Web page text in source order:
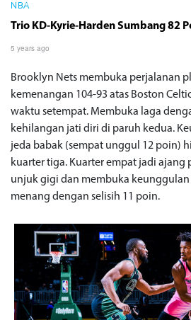
NBA
Trio KD-Kyrie-Harden Sumbang 82
5 years ago
Brooklyn Nets membuka perjalanan
kemenangan 104-93 atas Boston
waktu setempat. Membuka laga
kehilangan jati diri di paruh kedua.
jeda babak (sempat unggul 12 poin)
kuarter tiga. Kuarter empat jadi ajang
unjuk gigi dan membuka
menang dengan selisih 11 poin.